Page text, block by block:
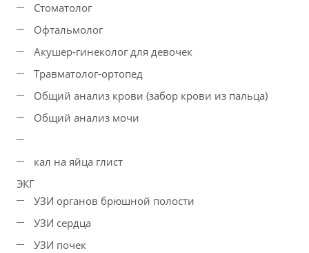
Стоматолог
Офтальмолог
Акушер-гинеколог для девочек
Травматолог-ортопед
Общий анализ крови (забор крови из пальца)
Общий анализ мочи
кал на яйца глист
ЭКГ
УЗИ органов брюшной полости
УЗИ сердца
УЗИ почек